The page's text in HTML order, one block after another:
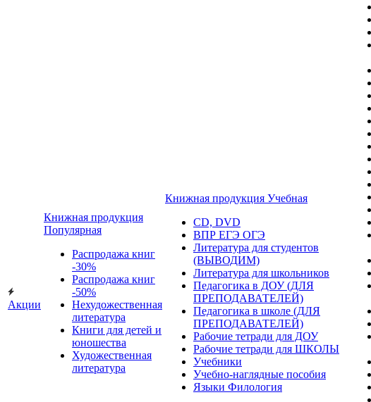
Акции
Книжная продукция
Популярная
Распродажа книг
-30%
Распродажа книг
-50%
Нехудожественная
литература
Книги для детей и
юношества
Художественная
литература
Книжная продукция Учебная
CD, DVD
ВПР ЕГЭ ОГЭ
Литература для студентов
(ВЫВОДИМ)
Литература для школьников
Педагогика в ДОУ (ДЛЯ
ПРЕПОДАВАТЕЛЕЙ)
Педагогика в школе (ДЛЯ
ПРЕПОДАВАТЕЛЕЙ)
Рабочие тетради для ДОУ
Рабочие тетради для ШКОЛЫ
Учебники
Учебно-наглядные пособия
Языки Филология